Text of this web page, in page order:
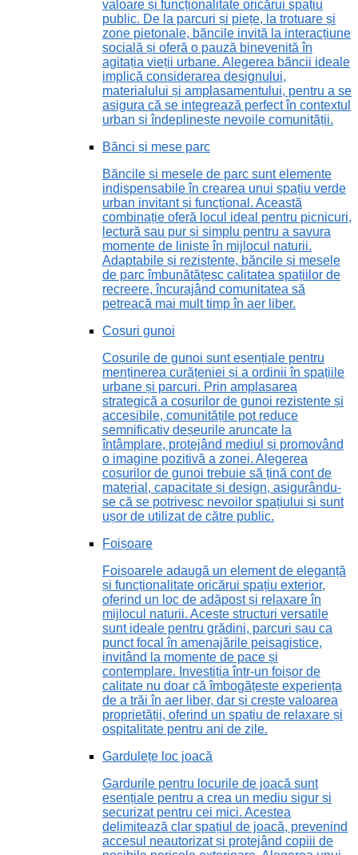
valoare și funcționalitate oricărui spațiu
public. De la parcuri și piețe, la trotuare și
zone pietonale, băncile invită la interacțiune
socială și oferă o pauză binevenită în
agitația vieții urbane. Alegerea băncii ideale
implică considerarea designului,
materialului și amplasamentului, pentru a se
asigura că se integrează perfect în contextul
urban și îndeplinește nevoile comunității.
Bănci și mese parc
Băncile și mesele de parc sunt elemente
indispensabile în crearea unui spațiu verde
urban invitant și funcțional. Această
combinație oferă locul ideal pentru picnicuri,
lectură sau pur și simplu pentru a savura
momente de liniște în mijlocul naturii.
Adaptabile și rezistente, băncile și mesele
de parc îmbunătățesc calitatea spațiilor de
recreere, încurajând comunitatea să
petreacă mai mult timp în aer liber.
Coșuri gunoi
Coșurile de gunoi sunt esențiale pentru
menținerea curățeniei și a ordinii în spațiile
urbane și parcuri. Prin amplasarea
strategică a coșurilor de gunoi rezistente și
accesibile, comunitățile pot reduce
semnificativ deșeurile aruncate la
întâmplare, protejând mediul și promovând
o imagine pozitivă a zonei. Alegerea
coșurilor de gunoi trebuie să țină cont de
material, capacitate și design, asigurându-
se că se potrivesc nevoilor spațiului și sunt
ușor de utilizat de către public.
Foișoare
Foișoarele adaugă un element de eleganță
și funcționalitate oricărui spațiu exterior,
oferind un loc de adăpost și relaxare în
mijlocul naturii. Aceste structuri versatile
sunt ideale pentru grădini, parcuri sau ca
punct focal în amenajările peisagistice,
invitând la momente de pace și
contemplare. Investiția într-un foișor de
calitate nu doar că îmbogățește experiența
de a trăi în aer liber, dar și crește valoarea
proprietății, oferind un spațiu de relaxare și
ospitalitate pentru ani de zile.
Gardulețe loc joacă
Gardurile pentru locurile de joacă sunt
esențiale pentru a crea un mediu sigur și
securizat pentru cei mici. Acestea
delimitează clar spațiul de joacă, prevenind
accesul neautorizat și protejând copiii de